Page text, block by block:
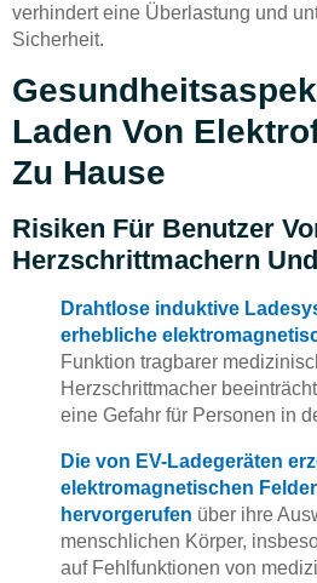
verhindert eine Überlastung und
Sicherheit.
Laden Von
Zu Hause
Risiken Für Benutzer
Herzschrittmachern
Drahtlose induktive
erhebliche
Funktion tragbarer
Herzschrittmacher
eine Gefahr für Personen in
Die von EV-Ladegeräten
elektromagnetischen
hervorgerufen über ihre
menschlichen Körper,
auf Fehlfunktionen von